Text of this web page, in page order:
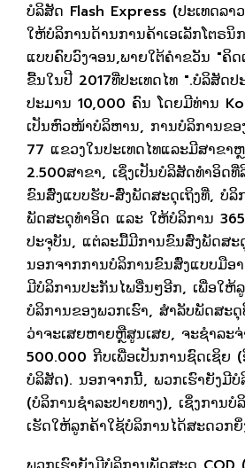
ບໍລິສັດ Flash Express (ປະເທດລ
ໃຫ້ບໍລິການດ້ານການຄ້າເອເລັກໂຕຣນິ
ແບບຄົບວົງຈອນ,ພາຍໃຕ້ຄຳຂວັນ "ຄິດ
ຂື້ນໃນປີ 2017ທີ່ປະເທດໄທ ".ບໍລິສັດ
ປະມານ 10,000 ຄົນ ໂດຍມີທ່ານ
ເປັນຫົວໜ້າບໍລິຫານ, ການບໍລິການຂອ
77 ແຂວງໃນປະເທດໄທແລະມີສາຂາ
2.500ສາຂາ, ເຊິ່ງເປັນບໍລິສັດທຳອິດ
ຂົນສົ່ງແບບຮັບ-ສົ່ງພັດສະດຸເຖິງທີ່, ບໍລິ
ພັດສະດຸທຳອິດ ແລະ ໃຫ້ບໍລິການ
ປະຈຸບັນ, ແຕ່ລະມື້ມີການຂົນສົ່ງພັດສະ
ນອກຈາກການບໍລິການຂົນສົ່ງແບບມືອ
ມີບໍລິການປະກັນໄພອື່ນໆອີກ, ເພື່ອໃຫ້
ບໍລິການຂອງພວກເຮົາ, ສຳລັບພັດສະ
ວ່າຈະເສຍຫາຍຫຼືສູນເສຍ, ຈະຊຳລະ
500.000 ກີບເພື່ອເປັນການຊົດເຊິຍ (
ບໍລິສັດ). ນອກຈາກນີ້, ພວກເຮົາຍັງມີ
(ບໍລິການຊຳລະປາຍທາງ), ເຊິ່ງການ
ເຮັດໃຫ້ລູກຄ້າໃຊ້ບໍລິການໄດ້ສະດວກ